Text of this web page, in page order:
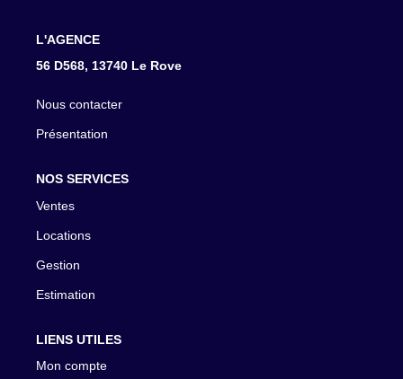
L'AGENCE
56 D568, 13740 Le Rove
Nous contacter
Présentation
NOS SERVICES
Ventes
Locations
Gestion
Estimation
LIENS UTILES
Mon compte